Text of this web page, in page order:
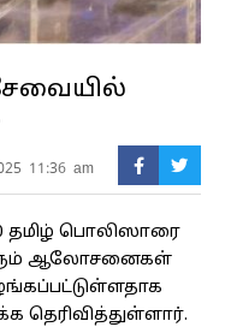
11:36 am
தமிழ் பொலிஸாரை
ஆலோசனைகள்
தெரிவித்துள்ளார்.